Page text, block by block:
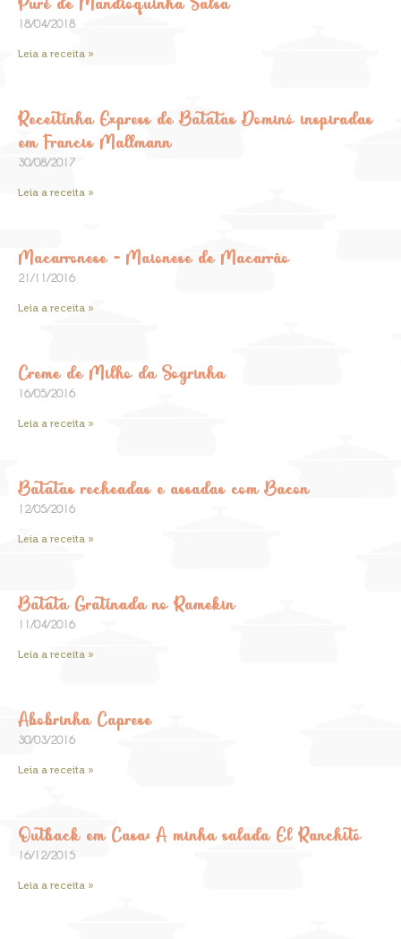
Purê de Mandioquinha Salsa
18/04/2018
Leia a receita »
Receitinha Express de Batatas Dominó inspiradas
em Francis Mallmann
30/08/2017
Leia a receita »
Macarronese – Maionese de Macarrão
21/11/2016
Leia a receita »
Creme de Milho da Sogrinha
16/05/2016
Leia a receita »
Batatas recheadas e assadas com Bacon
12/05/2016
Leia a receita »
Batata Gratinada no Ramekin
11/04/2016
Leia a receita »
Abobrinha Caprese
30/03/2016
Leia a receita »
Outback em Casa: A minha salada El Ranchito
16/12/2015
Leia a receita »